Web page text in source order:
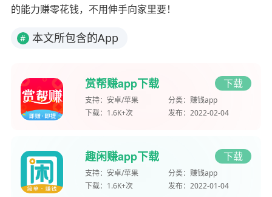
的能力赚零花钱，不用伸手向家里要！
# 本文所包含的App
赏帮赚app下载 下载
支持： 安卓/苹果 分类： 赚钱app
下载： 1.6K+次 发布： 2022-02-04
趣闲赚app下载 下载
支持： 安卓/苹果 分类： 赚钱app
下载： 1.6K+次 发布： 2022-01-04